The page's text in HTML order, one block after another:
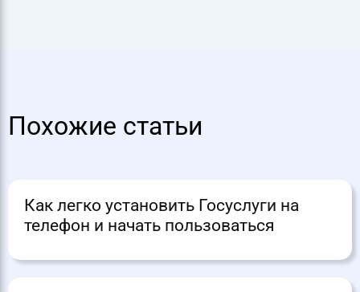
Похожие статьи
Как легко установить Госуслуги на
телефон и начать пользоваться